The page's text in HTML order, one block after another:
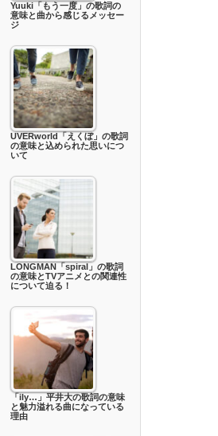
Yuuki「もう一度」の歌詞の
意味と曲から感じるメッセー
ジ
UVERworld「えくぼ」の歌詞
の意味と込められた思いにつ
いて
LONGMAN「spiral」の歌詞
の意味とTVアニメとの関連性
について迫る！
「ily…」平井大の歌詞の意味
と魅力溢れる曲になっている
理由